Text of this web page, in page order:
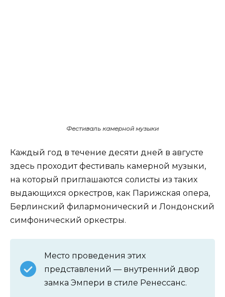
Фестиваль камерной музыки
Каждый год в течение десяти дней в августе
здесь проходит фестиваль камерной музыки,
на который приглашаются солисты из таких
выдающихся оркестров, как Парижская опера,
Берлинский филармонический и Лондонский
симфонический оркестры.
Место проведения этих
представлений — внутренний двор
замка Эмпери в стиле Ренессанс.